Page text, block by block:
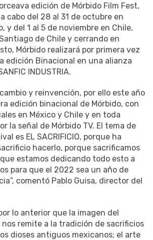
edición de Mórbido Film Fest,
cabo del 28 al 31 de octubre en
y del 1 al 5 de noviembre en Chile,
de Chile y cerrando en
Mórbido realizará por primera vez
edición Binacional en una alianza
INDUSTRIA.
y reinvención, por ello este año
edición binacional de Mórbido, con
en México y Chile y en toda
la señal de Mórbido TV. El tema de
es EL SACRIFICIO, porque ha
hacerlo, porque sacrificamos
estamos dedicando todo esto a
para que el 2022 sea un año de
comentó Pablo Guisa, director del
lo anterior que la imagen del
remite a la tradición de sacrificios
dioses antiguos mexicanos; el arte